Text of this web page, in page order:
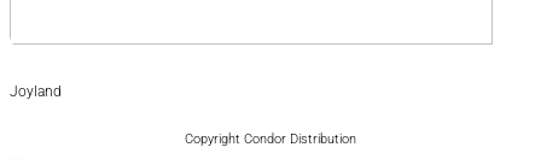
Joyland
Copyright Condor Distribution